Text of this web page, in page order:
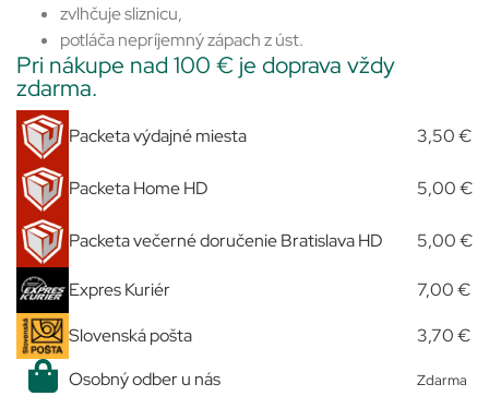
zvlhčuje sliznicu,
potláča nepríjemný zápach z úst.
Pri nákupe nad 100 € je doprava vždy
zdarma.
Packeta výdajné miesta 3,50 €
Packeta Home HD 5,00 €
Packeta večerné doručenie Bratislava HD 5,00 €
Expres Kuriér 7,00 €
Slovenská pošta
3,70 €
Osobný odber u nás
Zdarma